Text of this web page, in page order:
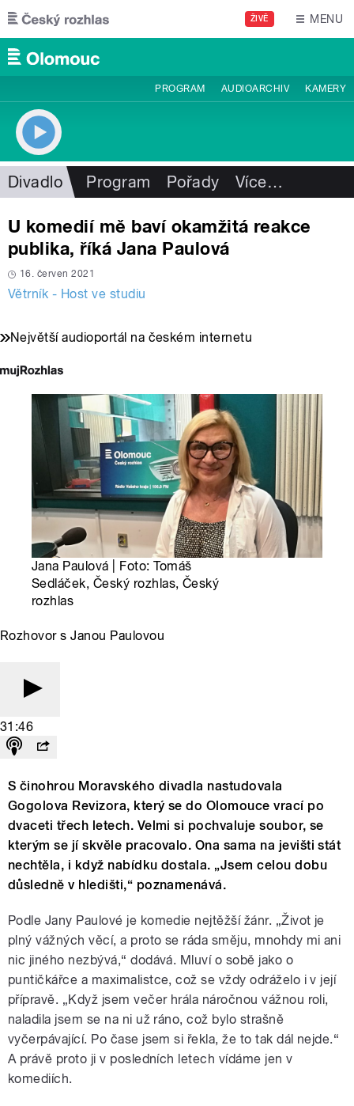
Přejít k hlavnímu obsahu
ŽIVĚ MENU
PROGRAM AUDIOARCHIV KAMERY
Divadlo Program Pořady Více…
U komedií mě baví okamžitá reakce
publika, říká Jana Paulová
16. červen 2021
Větrník - Host ve studiu
Největší audioportál na českém internetu
Jana Paulová | Foto: Tomáš
Sedláček, Český rozhlas, Český
rozhlas
Rozhovor s Janou Paulovou
31:46
S činohrou Moravského divadla nastudovala
Gogolova Revizora, který se do Olomouce vrací po
dvaceti třech letech. Velmi si pochvaluje soubor, se
kterým se jí skvěle pracovalo. Ona sama na jevišti stát
nechtěla, i když nabídku dostala. „Jsem celou dobu
důsledně v hledišti,“ poznamenává.
Podle Jany Paulové je komedie nejtěžší žánr. „Život je
plný vážných věcí, a proto se ráda směju, mnohdy mi ani
nic jiného nezbývá,“ dodává. Mluví o sobě jako o
puntičkářce a maximalistce, což se vždy odráželo i v její
přípravě. „Když jsem večer hrála náročnou vážnou roli,
naladila jsem se na ni už ráno, což bylo strašně
vyčerpávající. Po čase jsem si řekla, že to tak dál nejde.“
A právě proto ji v posledních letech vídáme jen v
komediích.